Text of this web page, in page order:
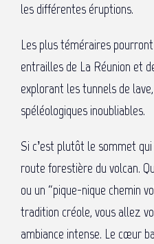
les différentes éruptions.
Les plus téméraires
entrailles de La Réunion et
explorant les tunnels de
spéléologiques inoubliables.
Si c’est plutôt le sommet
route forestière du volcan.
ou un “pique-nique chemin
tradition créole, vous allez
ambiance intense. Le cœur